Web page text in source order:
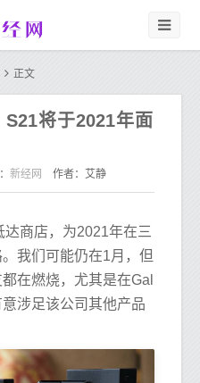
正文
将于2021年面
新经网 作者：艾静
商店，为2021年在三
我们可能仍在1月，但
在燃烧，尤其是在Gal
涉足该公司其他产品